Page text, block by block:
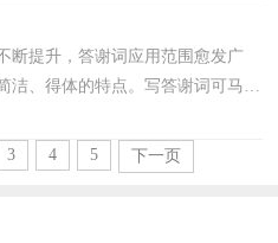
断提升，答谢词应用范围愈发广
洁、得体的特点。写答谢词可马虎
亲属答谢词，欢迎大家...
3 4 5
下一页